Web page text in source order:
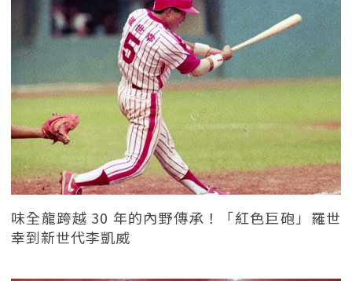
味全龍跨越 30 年的內野傳承！「紅色巨砲」羅世
幸到新世代李凱威